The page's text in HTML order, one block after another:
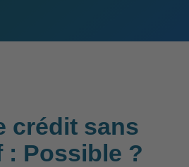
crédit sans
Possible ?